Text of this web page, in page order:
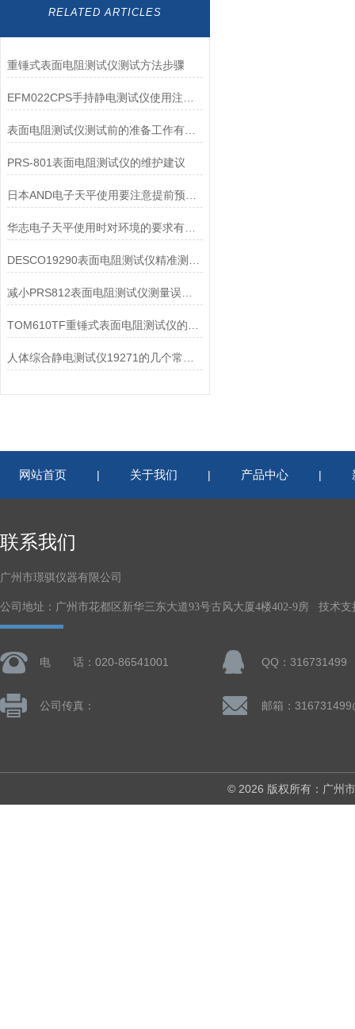
RELATED ARTICLES
重锤式表面电阻测试仪测试方法步骤
表面电阻测试仪测试前的准备工作有哪些？
PRS-801表面电阻测试仪的维护建议
华志电子天平使用时对环境的要求有哪些？
减小PRS812表面电阻测试仪测量误差的方法
网站首页 | 关于我们 | 产品中心 |
联系我们
广州市璟骐仪器有限公司
公司地址：广州市花都区新华三东大道93号古风大厦4楼402-9房 技术支
电 话：020-86541001 QQ：316731499
公司传真： 邮箱：
© 2026 版权所有：广州